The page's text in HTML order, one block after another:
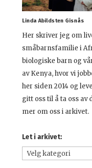
Linda Abildsten Gisnås
Her skriver jeg om
småbarnsfamilie i
biologiske barn og
av Kenya, hvor vi
her siden 2014 og
gitt oss til å ta oss
mer om oss i arkivet.
Let i arkivet:
Let